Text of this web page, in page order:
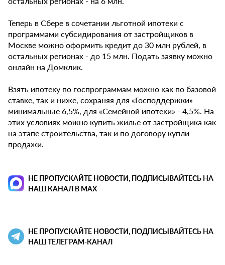
Теперь в Сбере в сочетании льготной ипотеки с
программами субсидирования от застройщиков в
Москве можно оформить кредит до 30 млн рублей, в
остальных регионах - до 15 млн. Подать заявку можно
онлайн на Домклик.
Взять ипотеку по госпрограммам можно как по базовой
ставке, так и ниже, сохраняя для «Господдержки»
минимальные 6,5%, для «Семейной ипотеки» - 4,5%. На
этих условиях можно купить жилье от застройщика как
на этапе строительства, так и по договору купли-
продажи.
НЕ ПРОПУСКАЙТЕ НОВОСТИ, ПОДПИСЫВАЙТЕСЬ НА
НАШ КАНАЛ В MAX
НЕ ПРОПУСКАЙТЕ НОВОСТИ, ПОДПИСЫВАЙТЕСЬ НА
НАШ ТЕЛЕГРАМ-КАНАЛ